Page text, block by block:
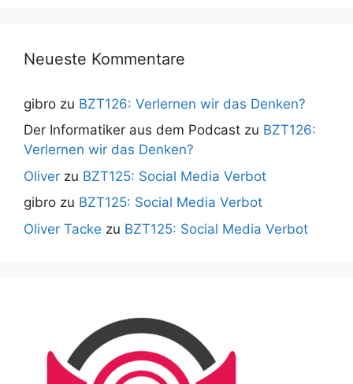
Neueste Kommentare
gibro zu BZT126: Verlernen wir das Denken?
Der Informatiker aus dem Podcast zu BZT126:
Verlernen wir das Denken?
Oliver zu BZT125: Social Media Verbot
gibro zu BZT125: Social Media Verbot
Oliver Tacke zu BZT125: Social Media Verbot